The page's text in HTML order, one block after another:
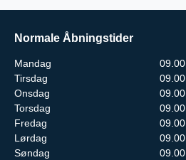
Normale Åbningstider
Mandag
Tirsdag
Onsdag
Torsdag
Fredag
Lørdag
Søndag